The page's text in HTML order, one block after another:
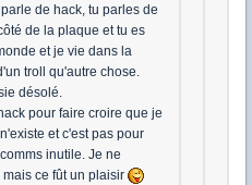
de hack, tu parles de
de la plaque et tu es
et je vie dans la
troll qu'autre chose.
désolé.
pour faire croire que je
et c'est pas pour
inutile. Je ne
ce fût un plaisir